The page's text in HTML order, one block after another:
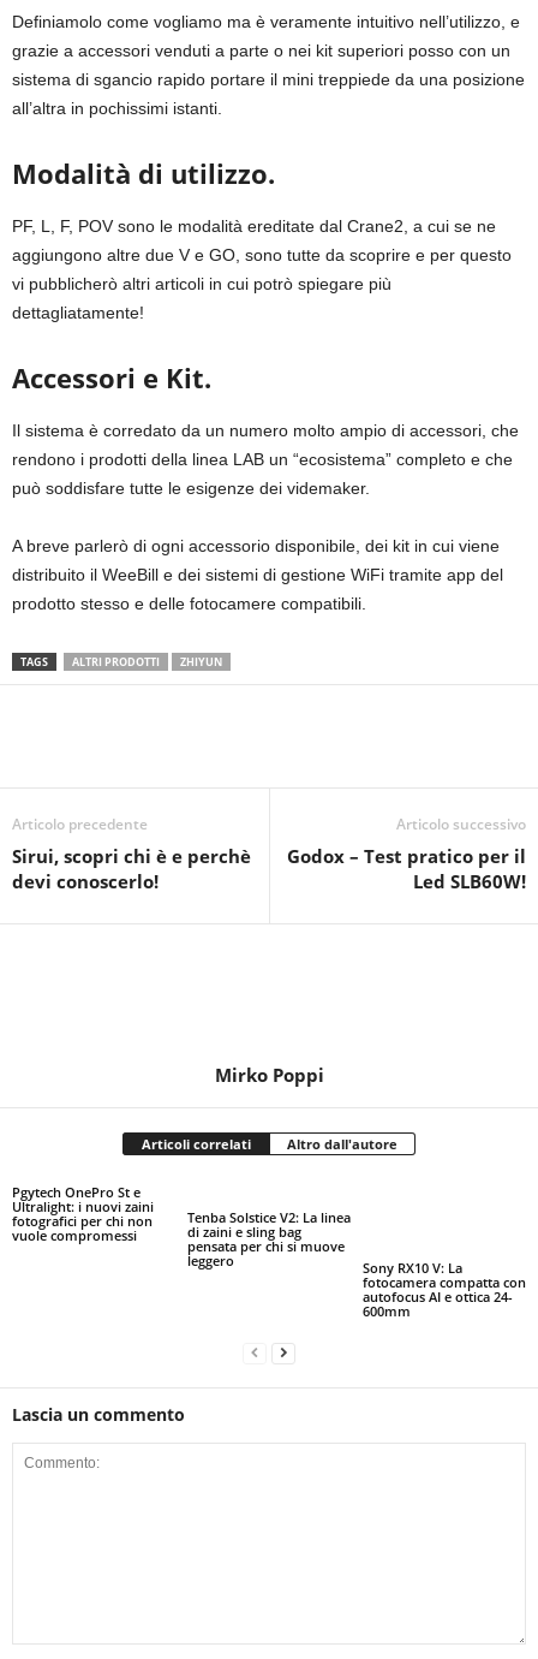
Definiamolo come vogliamo ma è veramente intuitivo nell’utilizzo, e
grazie a accessori venduti a parte o nei kit superiori posso con un
sistema di sgancio rapido portare il mini treppiede da una posizione
all’altra in pochissimi istanti.
Modalità di utilizzo.
PF, L, F, POV sono le modalità ereditate dal Crane2, a cui se ne
aggiungono altre due V e GO, sono tutte da scoprire e per questo
vi pubblicherò altri articoli in cui potrò spiegare più
dettagliatamente!
Accessori e Kit.
Il sistema è corredato da un numero molto ampio di accessori, che
rendono i prodotti della linea LAB un “ecosistema” completo e che
può soddisfare tutte le esigenze dei videmaker.
A breve parlerò di ogni accessorio disponibile, dei kit in cui viene
distribuito il WeeBill e dei sistemi di gestione WiFi tramite app del
prodotto stesso e delle fotocamere compatibili.
TAGS ALTRI PRODOTTI ZHIYUN
Articolo precedente
Sirui, scopri chi è e perchè
devi conoscerlo!
Articolo successivo
Godox – Test pratico per il
Led SLB60W!
Mirko Poppi
Articoli correlati Altro dall'autore
Pgytech OnePro St e
Ultralight: i nuovi zaini
fotografici per chi non
vuole compromessi
Tenba Solstice V2: La linea
di zaini e sling bag
pensata per chi si muove
leggero
Sony RX10 V: La
fotocamera compatta con
autofocus AI e ottica 24-
600mm
Lascia un commento